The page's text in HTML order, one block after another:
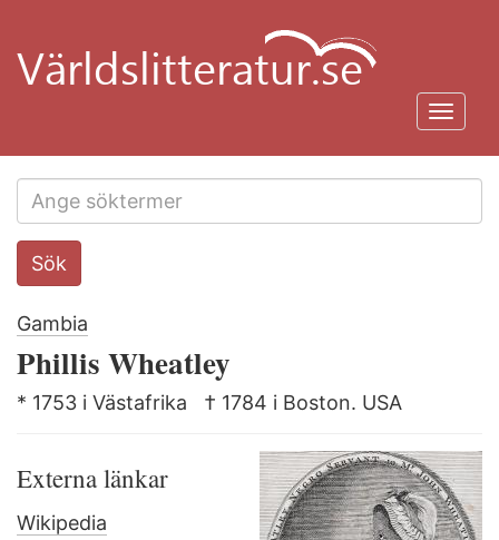
huvudinnehåll
Search
this
Sök
Gambia
Phillis Wheatley
* 1753 i Västafrika † 1784 i Boston. USA
Externa länkar
Wikipedia